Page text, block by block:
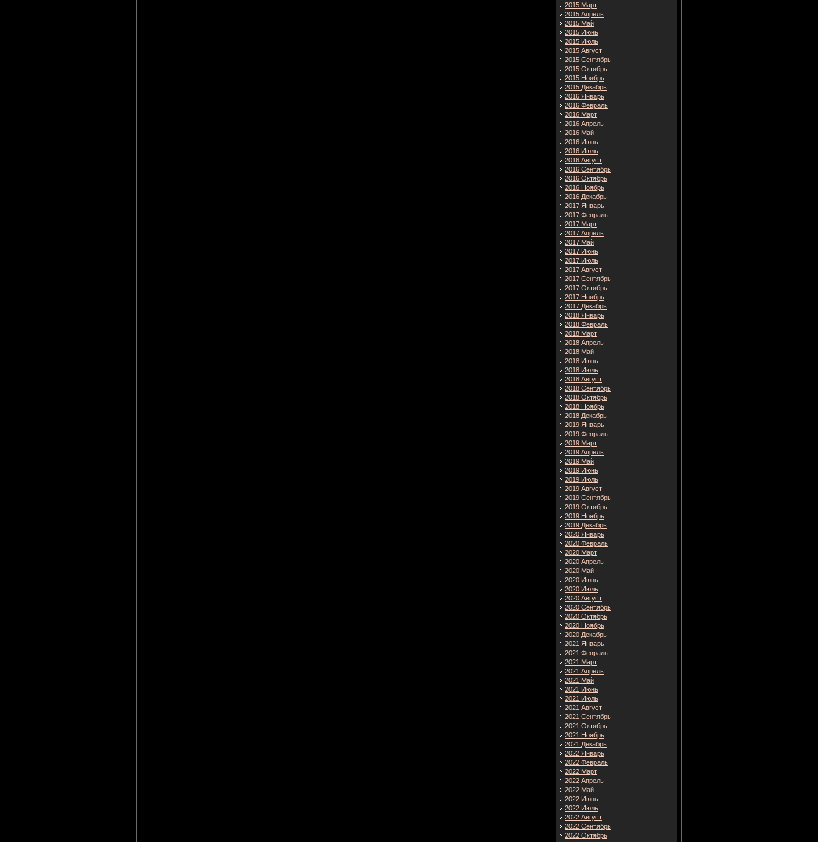
2015 Март
2015 Апрель
2015 Май
2015 Июнь
2015 Июль
2015 Август
2015 Сентябрь
2015 Октябрь
2015 Ноябрь
2015 Декабрь
2016 Январь
2016 Февраль
2016 Март
2016 Апрель
2016 Май
2016 Июнь
2016 Июль
2016 Август
2016 Сентябрь
2016 Октябрь
2016 Ноябрь
2016 Декабрь
2017 Январь
2017 Февраль
2017 Март
2017 Апрель
2017 Май
2017 Июнь
2017 Июль
2017 Август
2017 Сентябрь
2017 Октябрь
2017 Ноябрь
2017 Декабрь
2018 Январь
2018 Февраль
2018 Март
2018 Апрель
2018 Май
2018 Июнь
2018 Июль
2018 Август
2018 Сентябрь
2018 Октябрь
2018 Ноябрь
2018 Декабрь
2019 Январь
2019 Февраль
2019 Март
2019 Апрель
2019 Май
2019 Июнь
2019 Июль
2019 Август
2019 Сентябрь
2019 Октябрь
2019 Ноябрь
2019 Декабрь
2020 Январь
2020 Февраль
2020 Март
2020 Апрель
2020 Май
2020 Июнь
2020 Июль
2020 Август
2020 Сентябрь
2020 Октябрь
2020 Ноябрь
2020 Декабрь
2021 Январь
2021 Февраль
2021 Март
2021 Апрель
2021 Май
2021 Июнь
2021 Июль
2021 Август
2021 Сентябрь
2021 Октябрь
2021 Ноябрь
2021 Декабрь
2022 Январь
2022 Февраль
2022 Март
2022 Апрель
2022 Май
2022 Июнь
2022 Июль
2022 Август
2022 Сентябрь
2022 Октябрь